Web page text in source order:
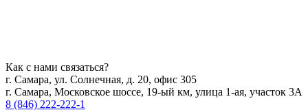
Как с нами связаться?
г. Самара, ул. Солнечная, д. 20, офис 305
г. Самара, Московское шоссе, 19-ый км, улица 1-ая, участок 3А
8 (846) 222-222-1